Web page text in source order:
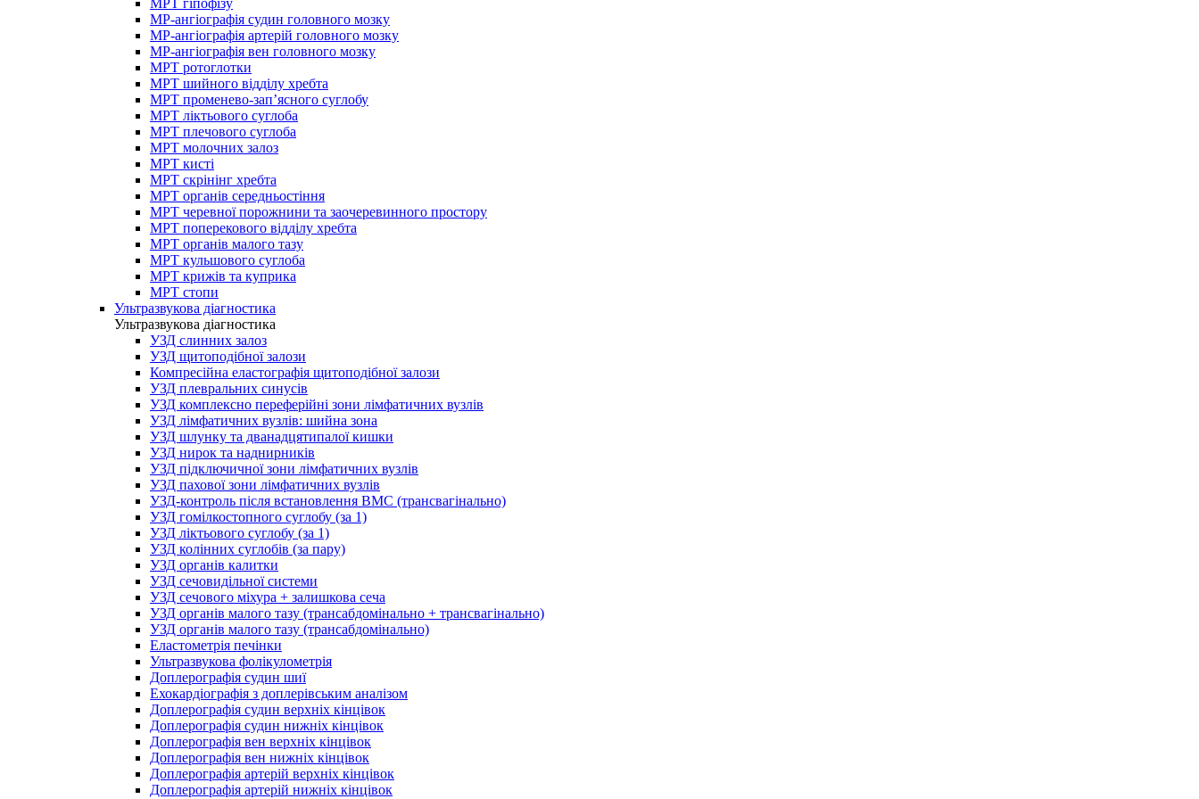
МРТ гіпофізу
МР-ангіографія судин головного мозку
МР-ангіографія артерій головного мозку
МР-ангіографія вен головного мозку
МРТ ротоглотки
МРТ шийного відділу хребта
МРТ променево-зап’ясного суглобу
МРТ ліктьового суглоба
МРТ плечового суглоба
МРТ молочних залоз
МРТ кисті
МРТ скрінінг хребта
МРТ органів середньостіння
МРТ черевної порожнини та заочеревинного простору
МРТ поперекового відділу хребта
МРТ органів малого тазу
МРТ кульшового суглоба
МРТ крижів та куприка
МРТ стопи
Ультразвукова діагностика
Ультразвукова діагностика
УЗД слинних залоз
УЗД щитоподібної залози
Компресійна еластографія щитоподібної залози
УЗД плевральних синусів
УЗД комплексно переферійні зони лімфатичних вузлів
УЗД лімфатичних вузлів: шийна зона
УЗД шлунку та дванадцятипалої кишки
УЗД нирок та наднирників
УЗД підключичної зони лімфатичних вузлів
УЗД пахової зони лімфатичних вузлів
УЗД-контроль після встановлення ВМС (трансвагінально)
УЗД гомілкостопного суглобу (за 1)
УЗД ліктьового суглобу (за 1)
УЗД колінних суглобів (за пару)
УЗД органів калитки
УЗД сечовидільної системи
УЗД сечового міхура + залишкова сеча
УЗД органів малого тазу (трансабдомінально + трансвагінально)
УЗД органів малого тазу (трансабдомінально)
Еластометрія печінки
Ультразвукова фолікулометрія
Доплерографія судин шиї
Ехокардіографія з доплерівським аналізом
Доплерографія судин верхніх кінцівок
Доплерографія судин нижніх кінцівок
Доплерографія вен верхніх кінцівок
Доплерографія вен нижніх кінцівок
Доплерографія артерій верхніх кінцівок
Доплерографія артерій нижніх кінцівок